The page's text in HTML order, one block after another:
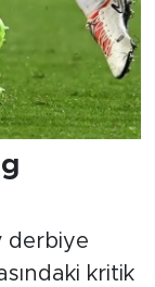
derbiye
kritik